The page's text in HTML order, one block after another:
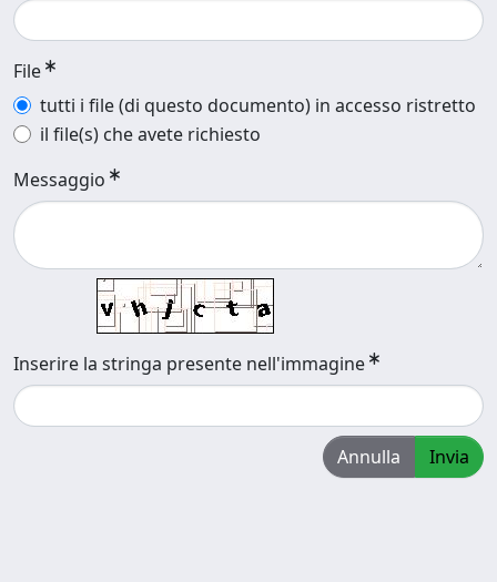
File
tutti i file (di questo documento) in accesso ristretto
il file(s) che avete richiesto
Messaggio
Inserire la stringa presente nell'immagine
Annulla Invia